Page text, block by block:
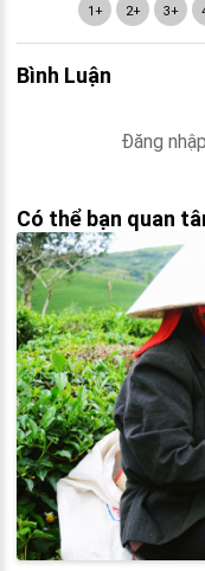
1+ 2+ 3+
Bình Luận
Đăng nhập
Có thể bạn quan